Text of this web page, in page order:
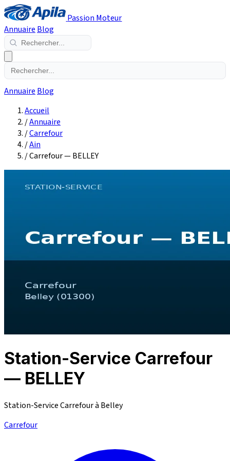
Passion Moteur
Annuaire Blog
Annuaire Blog
Accueil
/Annuaire
/Carrefour
/Ain
/Carrefour — BELLEY
Station-Service Carrefour
— BELLEY
Station-Service Carrefour à Belley
Carrefour